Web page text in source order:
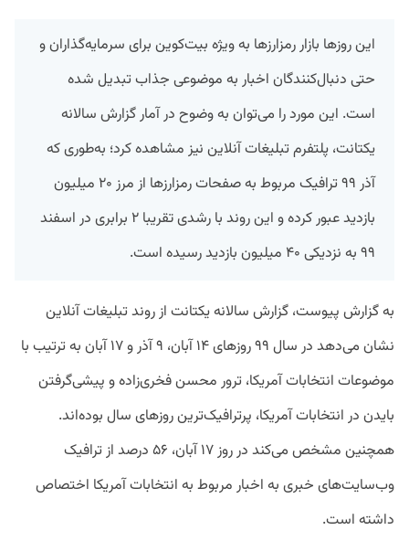
این روزها بازار رمزارز‌ها به ویژه بیت‌کوین برای سرمایه‌گذاران و
حتی دنبال‌کنندگان اخبار به موضوعی جذاب تبدیل شده
است. این مورد را می‌توان به وضوح در آمار گزارش سالانه
یکتانت، پلتفرم تبلیغات آنلاین نیز مشاهده کرد؛ به‌طوری که
آذر ۹۹ ترافیک مربوط به صفحات رمز‌ارز‌ها از مرز ۲۰ میلیون
بازدید عبور کرده و این روند با رشدی تقریبا ۲ برابری در اسفند
۹۹ به نزدیکی ۴۰ میلیون بازدید رسیده است.
به گزارش پیوست، گزارش سالانه یکتانت از روند تبلیغات آنلاین
نشان می‌دهد در سال ۹۹ روزهای ۱۴ آبان، ۹ آذر و ۱۷ آبان به ترتیب با
موضوعات انتخابات آمریکا، ترور محسن فخری‌زاده و پیشی‌گرفتن
بایدن در انتخابات آمریکا، پرترافیک‌ترین روزهای سال بوده‌اند.
همچنین مشخص می‌کند در روز ۱۷ آبان، ۵۶ درصد از ترافیک
وب‌سایت‌های خبری به اخبار مربوط به انتخابات آمریکا اختصاص
داشته است.